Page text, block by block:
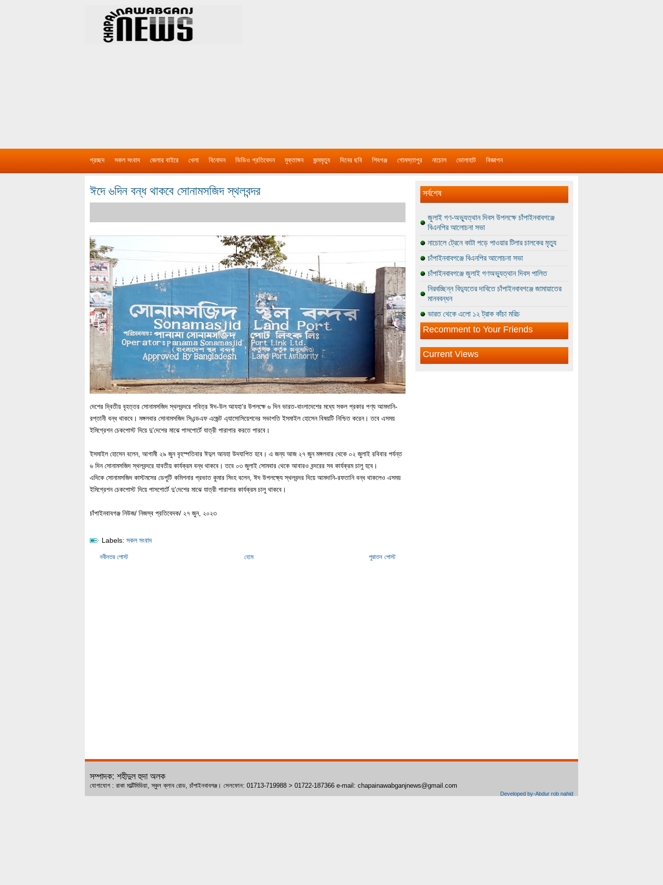
প্রচ্ছদ সকল সংবাদ জেলার বাইরে খেলা বিনোদন ভিডিও প্রতিবেদন মুক্তাঙ্গন জন্মমৃত্যু দিনের ছবি শিবগঞ্জ গোমস্তাপুর নাচোল ভোলাহাট বিজ্ঞাপন
ঈদে ৬দিন বন্ধ থাকবে সোনামসজিদ স্থলবন্দর
দেশের দ্বিতীয় বৃহত্তর সোনামসজিদ স্থলবন্দরে পবিত্র ঈদ-উল আযহা’র উপলক্ষে ৬ দিন ভারত-বাংলাদেশের মধ্যে সকল প্রকার পণ্য আমদানি-
রপ্তানী বন্ধ থাকবে। মঙ্গলবার সোনামসজিদ সিএন্ডএফ এজেন্ট এ্যাসোসিয়েশনের সভাপতি ইসমাইল হোসেন বিষয়টি নিশ্চিত করেন। তবে এসময়
ইমিগ্রেশন চেকপোস্ট দিয়ে দু’দেশের মাঝে পাসপোর্টে যাত্রী পারাপার করতে পারবে।
ইসমাইল হোসেন বলেন, আগামী ২৯ জুন বৃহস্পতিবার ঈদুল আযহা উদযাপিত হবে। এ জন্য আজ ২৭ জুন মঙ্গলবার থেকে ০২ জুলাই রবিবার পর্যন্ত
৬ দিন সোনামসজিদ স্থলবন্দরে যাবতীয় কার্যক্রম বন্ধ থাকবে। তবে ০৩ জুলাই সোমবার থেকে আবারও বন্দরের সব কার্যক্রম চালু হবে।
এদিকে সোনামসজিদ কাস্টমসের ডেপুটি কমিশনার প্রভাত কুমার সিংহ বলেন, ঈদ উপলক্ষ্যে স্থলবন্দর দিয়ে আমদানি-রফতানি বন্ধ থাকলেও এসময়
ইমিগ্রেশন চেকপোস্ট দিয়ে পাসপোর্টে দু’দেশের মাঝে যাত্রী পারাপার কার্যক্রম চালু থাকবে।
চাঁপাইনবাবগঞ্জ নিউজ/ নিজস্ব প্রতিবেদক/ ২৭ জুন, ২০২৩
Labels: সকল সংবাদ
নবীনতর পোস্ট পুরাতন পোস্ট
হোম
সর্বশেষ
জুলাই গণ-অভ্যুত্থান দিবস উপলক্ষে চাঁপাইনবাবগঞ্জে
বিএনপির আলোচনা সভা
নাচোলে ট্রেনে কাটা পড়ে পাওয়ার টিলার চালকের মৃত্যু
চাঁপাইনবাবগঞ্জে বিএনপির আলোচনা সভা
চাঁপাইনবাবগঞ্জে জুলাই গণঅভ্যুত্থান দিবস পালিত
নিরবচ্ছিন্ন বিদ্যুতের দাবিতে চাঁপাইনবাবগঞ্জে জামায়াতের
মানববন্ধন
ভারত থেকে এলো ১২ ট্রাক কাঁচা মরিচ
Recomment to Your Friends
Current Views
সম্পাদক: শহীদুল হুদা অলক
যোগাযোগ : রাকা মাল্টিমিডিয়া, স্কুল ক্লাব রোড, চাঁপাইনবাবগঞ্জ। সেলফোন: 01713-719988 > 01722-187366 e-mail: chapainawabganjnews@gmail.com
Developed by-Abdur rob nahid